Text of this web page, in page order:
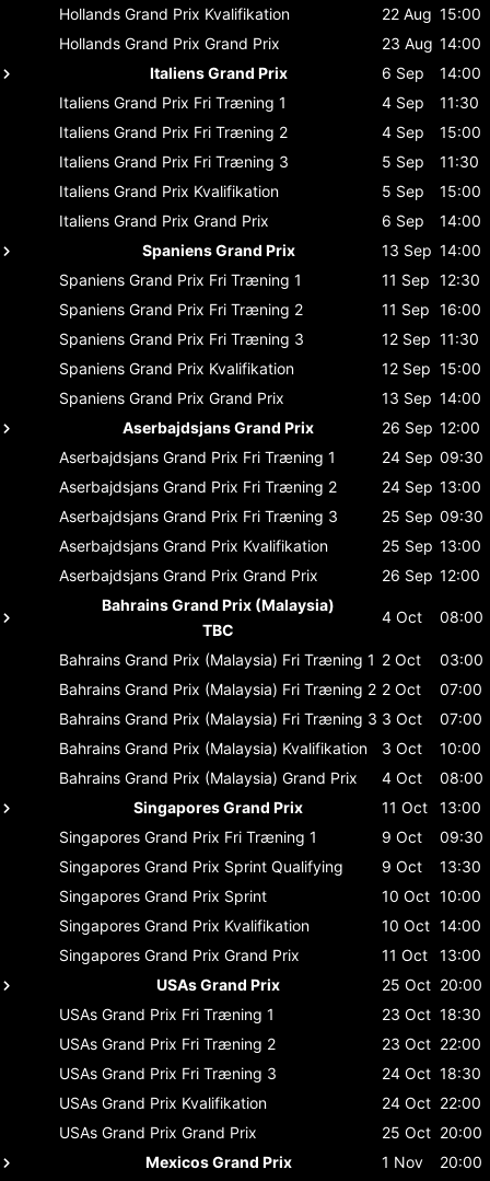
Hollands Grand Prix Kvalifikation 22 Aug 15:00
Hollands Grand Prix Grand Prix 23 Aug 14:00
Italiens Grand Prix
6 Sep
14:00
Italiens Grand Prix Fri Træning 1 4 Sep
11:30
Italiens Grand Prix Fri Træning 2 4 Sep
15:00
Italiens Grand Prix Fri Træning 3 5 Sep
11:30
Italiens Grand Prix Kvalifikation 5 Sep
15:00
Italiens Grand Prix Grand Prix 6 Sep
14:00
Spaniens Grand Prix
13 Sep 14:00
Spaniens Grand Prix Fri Træning 1 11 Sep 12:30
Spaniens Grand Prix Fri Træning 2 11 Sep 16:00
Spaniens Grand Prix Fri Træning 3 12 Sep 11:30
Spaniens Grand Prix Kvalifikation 12 Sep 15:00
Spaniens Grand Prix Grand Prix 13 Sep 14:00
Aserbajdsjans Grand Prix
26 Sep 12:00
Aserbajdsjans Grand Prix Fri Træning 1 24 Sep 09:30
Aserbajdsjans Grand Prix Fri Træning 2 24 Sep 13:00
Aserbajdsjans Grand Prix Fri Træning 3 25 Sep 09:30
Aserbajdsjans Grand Prix Kvalifikation 25 Sep 13:00
Aserbajdsjans Grand Prix Grand Prix 26 Sep 12:00
Bahrains Grand Prix (Malaysia)
TBC
4 Oct 08:00
Bahrains Grand Prix (Malaysia) Fri Træning 1 2 Oct
03:00
Bahrains Grand Prix (Malaysia) Fri Træning 2 2 Oct
07:00
Bahrains Grand Prix (Malaysia) Fri Træning 3 3 Oct
07:00
Bahrains Grand Prix (Malaysia) Kvalifikation 3 Oct
10:00
Bahrains Grand Prix (Malaysia) Grand Prix 4 Oct
08:00
Singapores Grand Prix
11 Oct
13:00
Singapores Grand Prix Fri Træning 1 9 Oct
09:30
Singapores Grand Prix Sprint Qualifying 9 Oct
13:30
Singapores Grand Prix Sprint 10 Oct 10:00
Singapores Grand Prix Kvalifikation 10 Oct 14:00
Singapores Grand Prix Grand Prix 11 Oct
13:00
USAs Grand Prix
25 Oct 20:00
USAs Grand Prix Fri Træning 1 23 Oct 18:30
USAs Grand Prix Fri Træning 2 23 Oct 22:00
USAs Grand Prix Fri Træning 3 24 Oct 18:30
USAs Grand Prix Kvalifikation 24 Oct 22:00
USAs Grand Prix Grand Prix 25 Oct 20:00
Mexicos Grand Prix
1 Nov 20:00